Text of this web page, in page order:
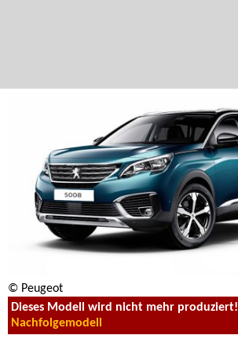
© Peugeot
Dieses Modell wird nicht mehr produziert!
Nachfolgemodell